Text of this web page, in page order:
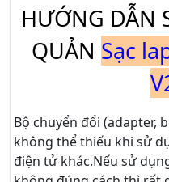
HƯỚNG DẪN
QUẢN Sạc
Bộ chuyển đổi (adapter,
không thể thiếu khi sử
điện tử khác.Nếu sử